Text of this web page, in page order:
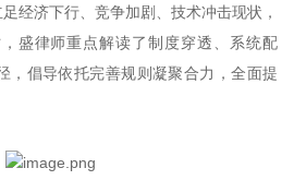
经济下行、竞争加剧、技术冲击现状，
盛律师重点解读了制度穿透、系统配
，倡导依托完善规则凝聚合力，全面提